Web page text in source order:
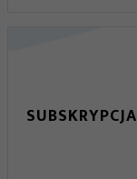
SUBSKRYPCJA